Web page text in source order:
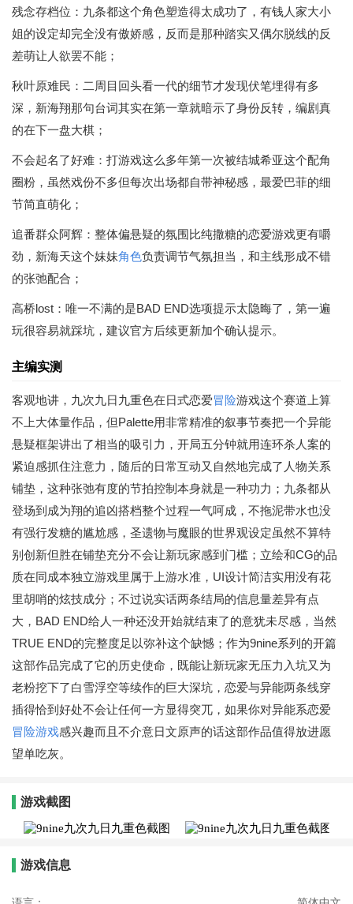
残念存档位：九条都这个角色塑造得太成功了，有钱人家大小
姐的设定却完全没有傲娇感，反而是那种踏实又偶尔脱线的反
差萌让人欲罢不能；
秋叶原难民：二周目回头看一代的细节才发现伏笔埋得有多
深，新海翔那句台词其实在第一章就暗示了身份反转，编剧真
的在下一盘大棋；
不会起名了好难：打游戏这么多年第一次被结城希亚这个配角
圈粉，虽然戏份不多但每次出场都自带神秘感，最爱巴菲的细
节简直萌化；
追番群众阿辉：整体偏悬疑的氛围比纯撒糖的恋爱游戏更有嚼
劲，新海天这个妹妹角色负责调节气氛担当，和主线形成不错
的张弛配合；
高桥lost：唯一不满的是BAD END选项提示太隐晦了，第一遍
玩很容易就踩坑，建议官方后续更新加个确认提示。
主编实测
客观地讲，九次九日九重色在日式恋爱冒险游戏这个赛道上算
不上大体量作品，但Palette用非常精准的叙事节奏把一个异能
悬疑框架讲出了相当的吸引力，开局五分钟就用连环杀人案的
紧迫感抓住注意力，随后的日常互动又自然地完成了人物关系
铺垫，这种张弛有度的节拍控制本身就是一种功力；九条都从
登场到成为翔的追凶搭档整个过程一气呵成，不拖泥带水也没
有强行发糖的尴尬感，圣遗物与魔眼的世界观设定虽然不算特
别创新但胜在铺垫充分不会让新玩家感到门槛；立绘和CG的品
质在同成本独立游戏里属于上游水准，UI设计简洁实用没有花
里胡哨的炫技成分；不过说实话两条结局的信息量差异有点
大，BAD END给人一种还没开始就结束了的意犹未尽感，当然
TRUE END的完整度足以弥补这个缺憾；作为9nine系列的开篇
这部作品完成了它的历史使命，既能让新玩家无压力入坑又为
老粉挖下了白雪浮空等续作的巨大深坑，恋爱与异能两条线穿
插得恰到好处不会让任何一方显得突兀，如果你对异能系恋爱
冒险游戏感兴趣而且不介意日文原声的话这部作品值得放进愿
望单吃灰。
游戏截图
游戏信息